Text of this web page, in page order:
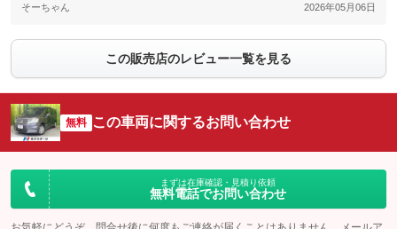
そーちゃん 2026年05月06日
この販売店のレビュー一覧を見る
無料 この車両に関するお問い合わせ
まずは在庫確認・見積り依頼
無料電話でお問い合わせ